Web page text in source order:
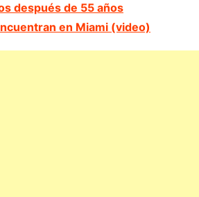
después de 55 años
en Miami (video)